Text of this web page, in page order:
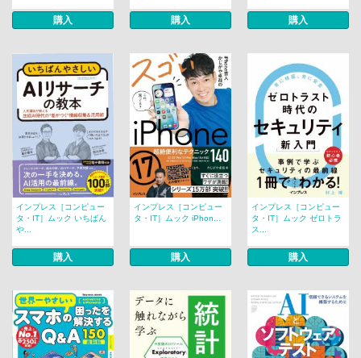
購入 購入 購入
インプレス［コンピュー
タ・IT］ムック いちばん
や...
購入
インプレス［コンピュー
タ・IT］ムック iPhon...
購入
インプレス［コンピュー
タ・IT］ムック ゼロトラ
ス...
購入